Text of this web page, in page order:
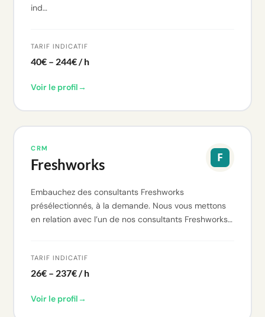
ind…
TARIF INDICATIF
40€ – 244€ / h
Voir le profil→
CRM
Freshworks
Embauchez des consultants Freshworks
présélectionnés, à la demande. Nous vous mettons
en relation avec l’un de nos consultants Freshworks…
TARIF INDICATIF
26€ – 237€ / h
Voir le profil→